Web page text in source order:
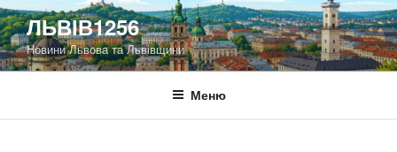
Перейти
до
вмісту
ЛЬВІВ1256
Новини Львова та Львівщини
Меню